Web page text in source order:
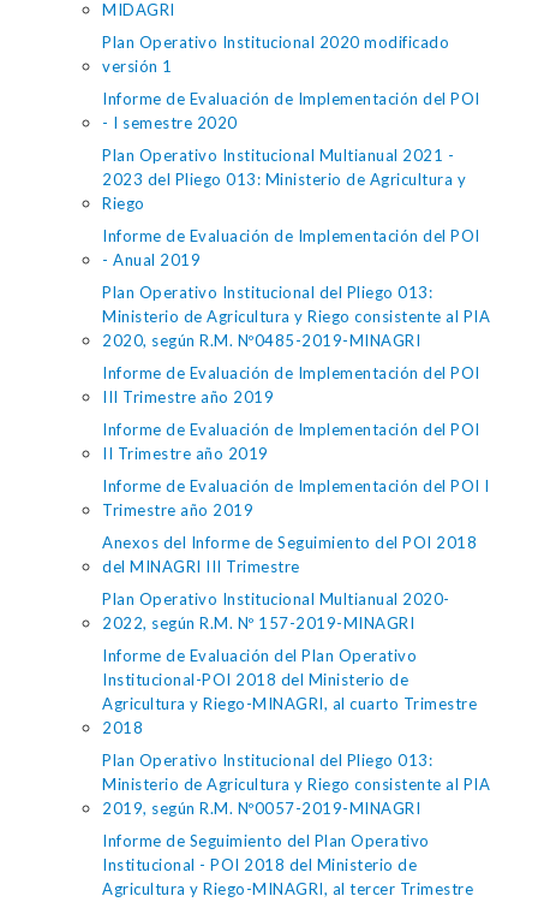
MIDAGRI
Plan Operativo Institucional 2020 modificado
versión 1
Informe de Evaluación de Implementación del POI
- I semestre 2020
Plan Operativo Institucional Multianual 2021 -
2023 del Pliego 013: Ministerio de Agricultura y
Riego
Informe de Evaluación de Implementación del POI
- Anual 2019
Plan Operativo Institucional del Pliego 013:
Ministerio de Agricultura y Riego consistente al PIA
2020, según R.M. Nº0485-2019-MINAGRI
Informe de Evaluación de Implementación del POI
III Trimestre año 2019
Informe de Evaluación de Implementación del POI
II Trimestre año 2019
Informe de Evaluación de Implementación del POI I
Trimestre año 2019
Anexos del Informe de Seguimiento del POI 2018
del MINAGRI III Trimestre
Plan Operativo Institucional Multianual 2020-
2022, según R.M. Nº 157-2019-MINAGRI
Informe de Evaluación del Plan Operativo
Institucional-POI 2018 del Ministerio de
Agricultura y Riego-MINAGRI, al cuarto Trimestre
2018
Plan Operativo Institucional del Pliego 013:
Ministerio de Agricultura y Riego consistente al PIA
2019, según R.M. Nº0057-2019-MINAGRI
Informe de Seguimiento del Plan Operativo
Institucional - POI 2018 del Ministerio de
Agricultura y Riego-MINAGRI, al tercer Trimestre